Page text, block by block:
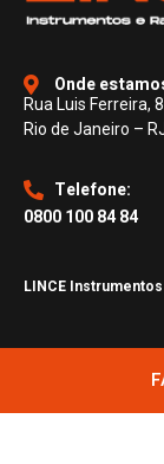
Onde
Rua Luis Ferreira,
Rio de Janeiro –
Telefone:
0800 100 84 84
LINCE